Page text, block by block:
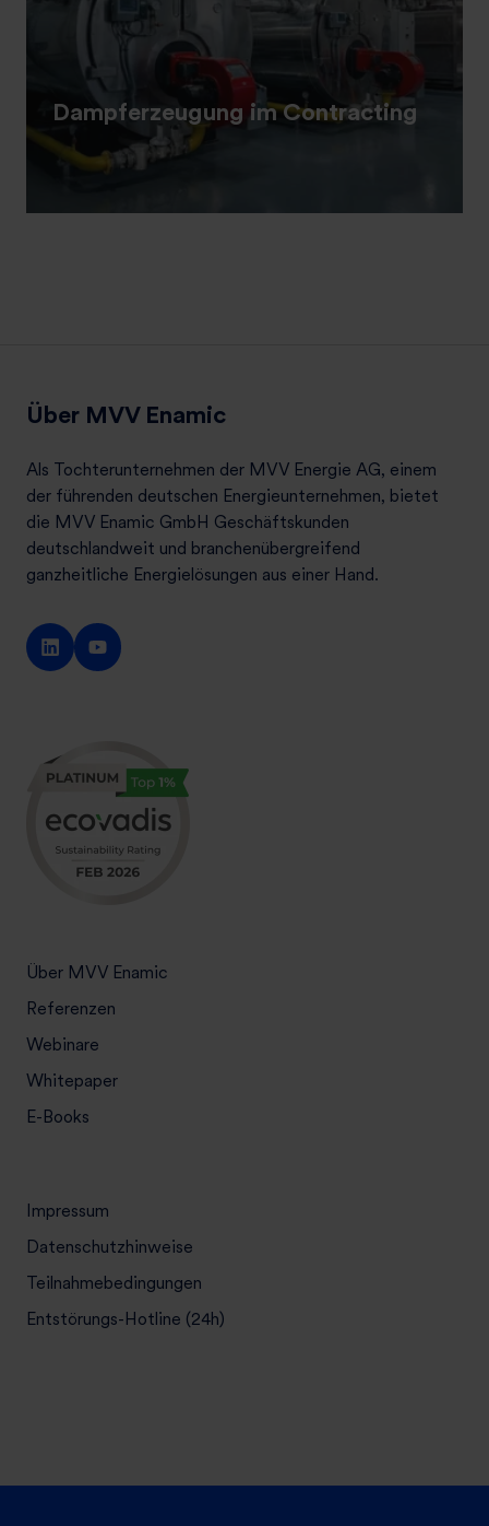
Dampferzeugung im Contracting
Über MVV Enamic
Als Tochterunternehmen der MVV Energie AG, einem
der führenden deutschen Energieunternehmen, bietet
die MVV Enamic GmbH Geschäftskunden
deutschlandweit und branchenübergreifend
ganzheitliche Energielösungen aus einer Hand.
Über MVV Enamic
Referenzen
Webinare
Whitepaper
E-Books
Impressum
Datenschutzhinweise
Teilnahmebedingungen
Entstörungs-Hotline (24h)